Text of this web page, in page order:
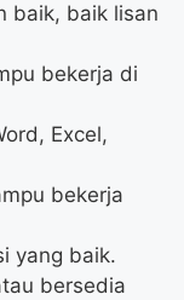
baik, baik lisan
bekerja di
Excel,
bekerja
yang baik.
bersedia